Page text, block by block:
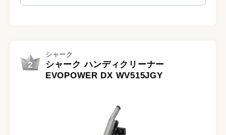
2
シャーク
シャーク ハンディクリーナー
EVOPOWER DX WV515JGY